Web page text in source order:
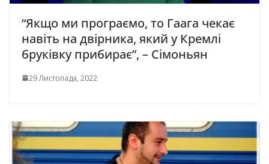
“Якщо ми програємо, то Гаага чекає
навіть на двірника, який у Кремлі
бруківку прибирає”, – Сімоньян
29 Листопада, 2022